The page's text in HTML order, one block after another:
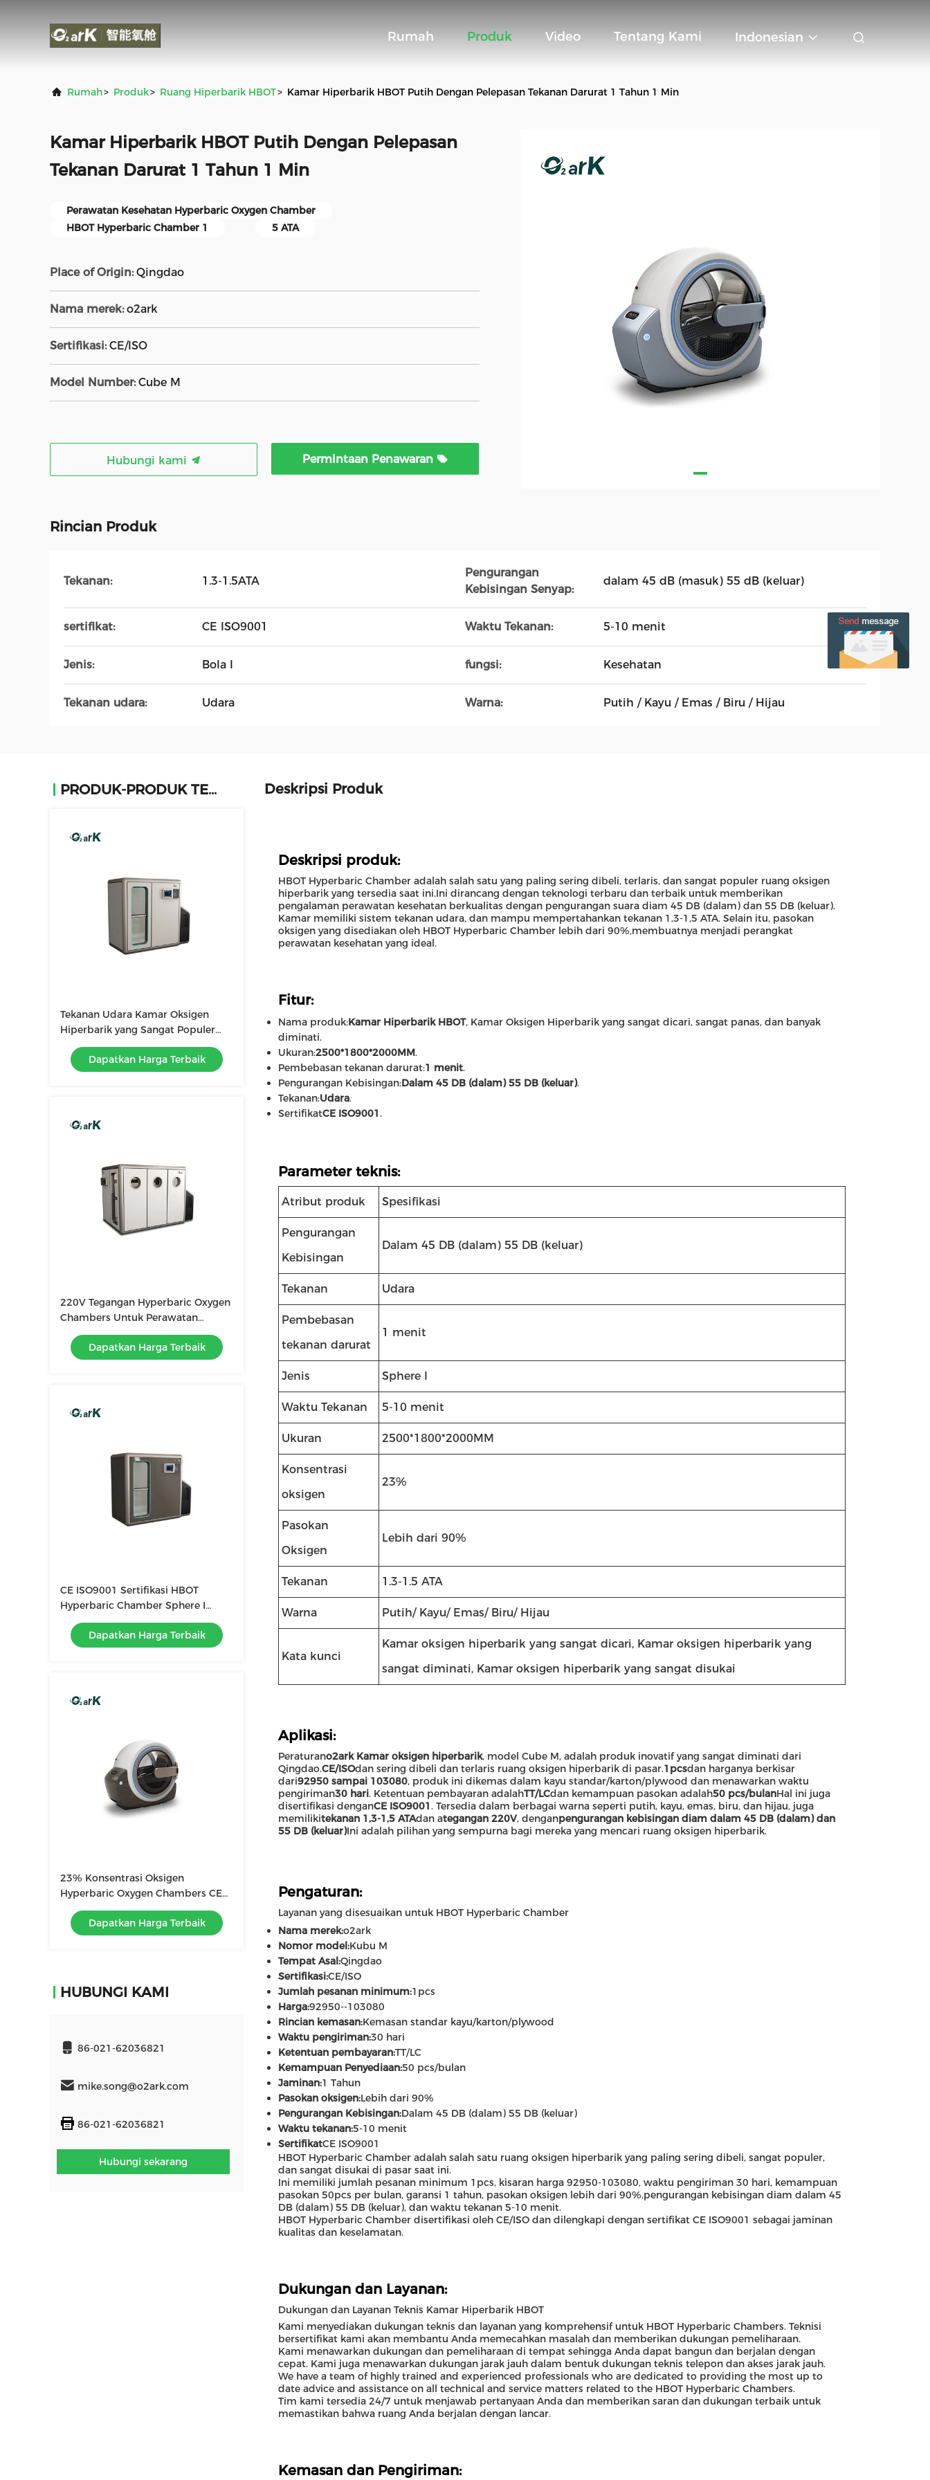
Rumah Produk Video Tentang Kami Indonesian
Rumah> Produk> Ruang Hiperbarik HBOT> Kamar Hiperbarik HBOT Putih Dengan Pelepasan Tekanan Darurat 1 Tahun 1 Min
Kamar Hiperbarik HBOT Putih Dengan Pelepasan
Tekanan Darurat 1 Tahun 1 Min
Perawatan Kesehatan Hyperbaric Oxygen Chamber
HBOT Hyperbaric Chamber 1
5 ATA
Place of Origin: Qingdao
Nama merek: o2ark
Sertifikasi: CE/ISO
Model Number: Cube M
Hubungi kami Permintaan Penawaran
Rincian Produk
Tekanan: 1.3-1.5ATA
Pengurangan
Kebisingan Senyap:
dalam 45 dB (masuk) 55 dB (keluar)
sertifikat: CE ISO9001 Waktu Tekanan: 5-10 menit
Jenis: Bola I fungsi: Kesehatan
Tekanan udara: Udara Warna: Putih / Kayu / Emas / Biru / Hijau
PRODUK-PRODUK TERKAIT
Tekanan Udara Kamar Oksigen
Hiperbarik yang Sangat Populer
untuk Terapi yang Ditingkatkan
Dapatkan Harga Terbaik
220V Tegangan Hyperbaric Oxygen
Chambers Untuk Perawatan
Kesehatan 2500*1800*2000MM
Dapatkan Harga Terbaik
CE ISO9001 Sertifikasi HBOT
Hyperbaric Chamber Sphere I
Putih / Kayu / Emas / Biru / Hijau
Dapatkan Harga Terbaik
23% Konsentrasi Oksigen
Hyperbaric Oxygen Chambers CE
ISO9001 Sertifikasi
Dapatkan Harga Terbaik
HUBUNGI KAMI
86-021-62036821
mike.song@o2ark.com
86-021-62036821
Hubungi sekarang
Deskripsi Produk
Deskripsi produk:
HBOT Hyperbaric Chamber adalah salah satu yang paling sering dibeli, terlaris, dan sangat populer ruang oksigen
hiperbarik yang tersedia saat ini.Ini dirancang dengan teknologi terbaru dan terbaik untuk memberikan
pengalaman perawatan kesehatan berkualitas dengan pengurangan suara diam 45 DB (dalam) dan 55 DB (keluar).
Kamar memiliki sistem tekanan udara, dan mampu mempertahankan tekanan 1,3-1,5 ATA. Selain itu, pasokan
oksigen yang disediakan oleh HBOT Hyperbaric Chamber lebih dari 90%,membuatnya menjadi perangkat
perawatan kesehatan yang ideal.
Fitur:
Nama produk:Kamar Hiperbarik HBOT, Kamar Oksigen Hiperbarik yang sangat dicari, sangat panas, dan banyak
diminati.
Ukuran:2500*1800*2000MM.
Pembebasan tekanan darurat:1 menit.
Pengurangan Kebisingan:Dalam 45 DB (dalam) 55 DB (keluar).
Tekanan:Udara.
SertifikatCE ISO9001.
Parameter teknis:
Atribut produk Spesifikasi
Pengurangan
Kebisingan
Dalam 45 DB (dalam) 55 DB (keluar)
Tekanan Udara
Pembebasan
tekanan darurat
1 menit
Jenis Sphere I
Waktu Tekanan 5-10 menit
Ukuran 2500*1800*2000MM
Konsentrasi
oksigen
23%
Pasokan
Oksigen
Lebih dari 90%
Tekanan 1.3-1.5 ATA
Warna Putih/ Kayu/ Emas/ Biru/ Hijau
Kata kunci
Kamar oksigen hiperbarik yang sangat dicari, Kamar oksigen hiperbarik yang
sangat diminati, Kamar oksigen hiperbarik yang sangat disukai
Aplikasi:
Peraturano2ark Kamar oksigen hiperbarik, model Cube M, adalah produk inovatif yang sangat diminati dari
Qingdao.CE/ISOdan sering dibeli dan terlaris ruang oksigen hiperbarik di pasar.1pcsdan harganya berkisar
dari92950 sampai 103080, produk ini dikemas dalam kayu standar/karton/plywood dan menawarkan waktu
pengiriman30 hari. Ketentuan pembayaran adalahTT/LCdan kemampuan pasokan adalah50 pcs/bulanHal ini juga
disertifikasi denganCE ISO9001. Tersedia dalam berbagai warna seperti putih, kayu, emas, biru, dan hijau, juga
memilikitekanan 1,3-1,5 ATAdan ategangan 220V, denganpengurangan kebisingan diam dalam 45 DB (dalam) dan
55 DB (keluar)Ini adalah pilihan yang sempurna bagi mereka yang mencari ruang oksigen hiperbarik.
Pengaturan:
Layanan yang disesuaikan untuk HBOT Hyperbaric Chamber
Nama merek:o2ark
Nomor model:Kubu M
Tempat Asal:Qingdao
Sertifikasi:CE/ISO
Jumlah pesanan minimum:1pcs
Harga:92950--103080
Rincian kemasan:Kemasan standar kayu/karton/plywood
Waktu pengiriman:30 hari
Ketentuan pembayaran:TT/LC
Kemampuan Penyediaan:50 pcs/bulan
Jaminan:1 Tahun
Pasokan oksigen:Lebih dari 90%
Pengurangan Kebisingan:Dalam 45 DB (dalam) 55 DB (keluar)
Waktu tekanan:5-10 menit
SertifikatCE ISO9001
HBOT Hyperbaric Chamber adalah salah satu ruang oksigen hiperbarik yang paling sering dibeli, sangat populer,
dan sangat disukai di pasar saat ini.
Ini memiliki jumlah pesanan minimum 1pcs, kisaran harga 92950-103080, waktu pengiriman 30 hari, kemampuan
pasokan 50pcs per bulan, garansi 1 tahun, pasokan oksigen lebih dari 90%,pengurangan kebisingan diam dalam 45
DB (dalam) 55 DB (keluar), dan waktu tekanan 5-10 menit.
HBOT Hyperbaric Chamber disertifikasi oleh CE/ISO dan dilengkapi dengan sertifikat CE ISO9001 sebagai jaminan
kualitas dan keselamatan.
Dukungan dan Layanan:
Dukungan dan Layanan Teknis Kamar Hiperbarik HBOT
Kami menyediakan dukungan teknis dan layanan yang komprehensif untuk HBOT Hyperbaric Chambers. Teknisi
bersertifikat kami akan membantu Anda memecahkan masalah dan memberikan dukungan pemeliharaan.
Kami menawarkan dukungan dan pemeliharaan di tempat sehingga Anda dapat bangun dan berjalan dengan
cepat. Kami juga menawarkan dukungan jarak jauh dalam bentuk dukungan teknis telepon dan akses jarak jauh.
We have a team of highly trained and experienced professionals who are dedicated to providing the most up to
date advice and assistance on all technical and service matters related to the HBOT Hyperbaric Chambers.
Tim kami tersedia 24/7 untuk menjawab pertanyaan Anda dan memberikan saran dan dukungan terbaik untuk
memastikan bahwa ruang Anda berjalan dengan lancar.
Kemasan dan Pengiriman: